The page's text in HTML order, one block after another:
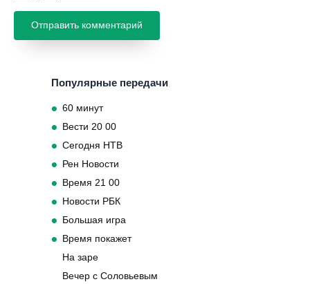
Популярные передачи
60 минут
Вести 20 00
Сегодня НТВ
Рен Новости
Время 21 00
Новости РБК
Большая игра
Время покажет
На заре
Вечер с Соловьевым